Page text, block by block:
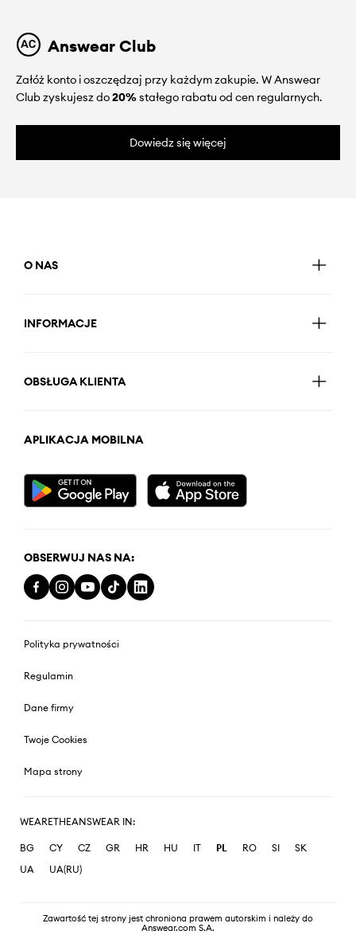
Answear Club
Załóż konto i oszczędzaj przy każdym zakupie. W Answear
Club zyskujesz do20%stałego rabatu od cen regularnych.
Dowiedz się więcej
O NAS
INFORMACJE
OBSŁUGA KLIENTA
APLIKACJA MOBILNA
OBSERWUJ NAS NA:
Polityka prywatności
Regulamin
Dane firmy
Twoje Cookies
Mapa strony
WEARETHEANSWEAR IN:
BG CY CZ GR HR HU IT PL RO SI
SK
UA
UA(RU)
Zawartość tej strony jest chroniona prawem autorskim i należy do
Answear.com S.A.